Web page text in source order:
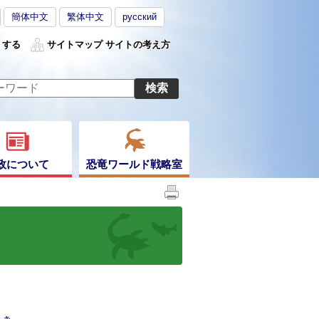
簡体中文 繁体中文 русский
る サイトマップ サイトの考え方
について 恐竜ワールド戦略室